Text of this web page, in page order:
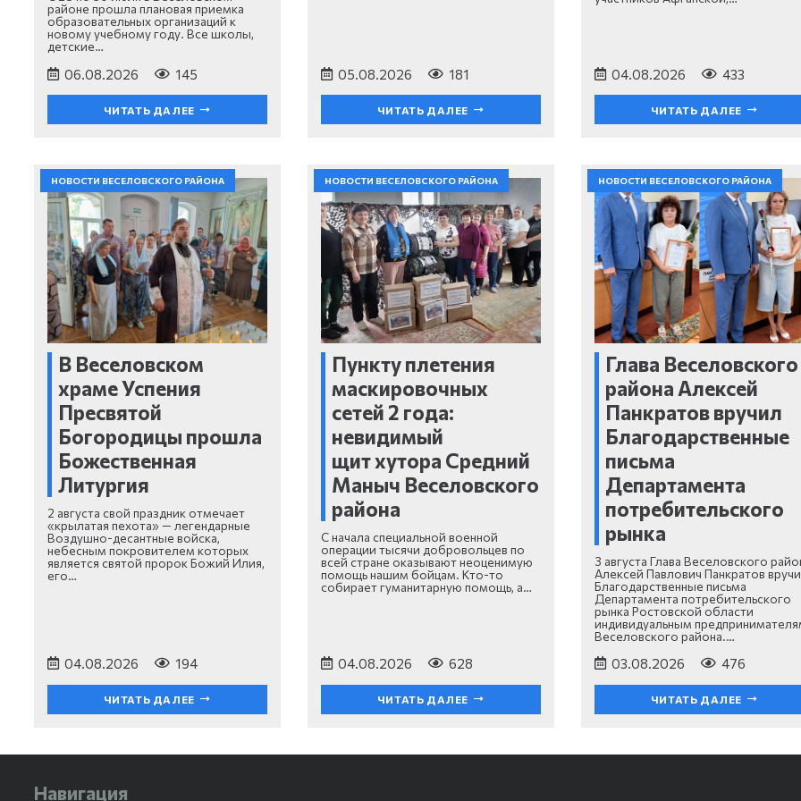
районе прошла плановая приемка
образовательных организаций к
новому учебному году. Все школы,
детские…
06.08.2026 145
ЧИТАТЬ ДАЛЕЕ
05.08.2026 181
ЧИТАТЬ ДАЛЕЕ
04.08.2026 433
ЧИТАТЬ ДАЛЕЕ
НОВОСТИ ВЕСЕЛОВСКОГО РАЙОНА
В Веселовском
храме Успения
Пресвятой
Богородицы прошла
Божественная
Литургия
2 августа свой праздник отмечает
«крылатая пехота» — легендарные
Воздушно-десантные войска,
небесным покровителем которых
является святой пророк Божий Илия,
его…
04.08.2026 194
ЧИТАТЬ ДАЛЕЕ
НОВОСТИ ВЕСЕЛОВСКОГО РАЙОНА
Пункту плетения
маскировочных
сетей 2 года:
невидимый
щит хутора Средний
Маныч Веселовского
района
С начала специальной военной
операции тысячи добровольцев по
всей стране оказывают неоценимую
помощь нашим бойцам. Кто-то
собирает гуманитарную помощь, а…
04.08.2026 628
ЧИТАТЬ ДАЛЕЕ
НОВОСТИ ВЕСЕЛОВСКОГО РАЙОНА
Глава Веселовского
района Алексей
Панкратов вручил
Благодарственные
письма
Департамента
потребительского
рынка
3 августа Глава Веселовского
Алексей Павлович Панкратов
Благодарственные письма
Департамента потребительского
рынка Ростовской области
индивидуальным
Веселовского района.…
03.08.2026 476
ЧИТАТЬ ДАЛЕЕ
Навигация